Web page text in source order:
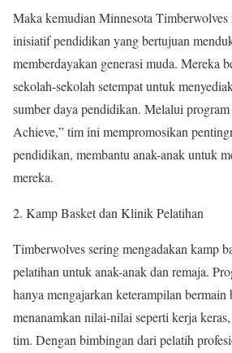
Maka kemudian Minnesota Timberwolves
inisiatif pendidikan yang bertujuan
memberdayakan generasi muda. Mereka
sekolah-sekolah setempat untuk
sumber daya pendidikan. Melalui program
Achieve,” tim ini mempromosikan
pendidikan, membantu anak-anak untuk
mereka.
2. Kamp Basket dan Klinik Pelatihan
Timberwolves sering mengadakan kamp
pelatihan untuk anak-anak dan remaja.
hanya mengajarkan keterampilan bermain
menanamkan nilai-nilai seperti kerja
tim. Dengan bimbingan dari pelatih